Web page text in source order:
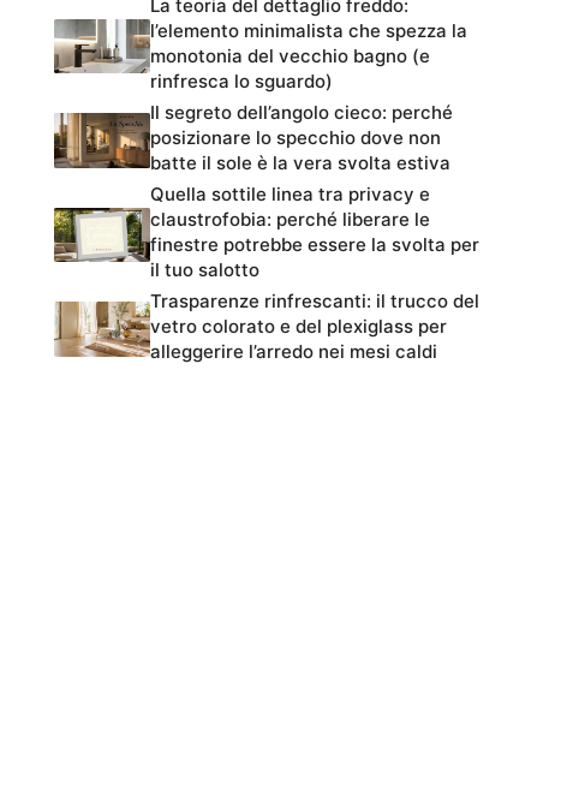
La teoria del dettaglio freddo:
l’elemento minimalista che spezza la
monotonia del vecchio bagno (e
rinfresca lo sguardo)
Il segreto dell’angolo cieco: perché
posizionare lo specchio dove non
batte il sole è la vera svolta estiva
Quella sottile linea tra privacy e
claustrofobia: perché liberare le
finestre potrebbe essere la svolta per
il tuo salotto
Trasparenze rinfrescanti: il trucco del
vetro colorato e del plexiglass per
alleggerire l’arredo nei mesi caldi